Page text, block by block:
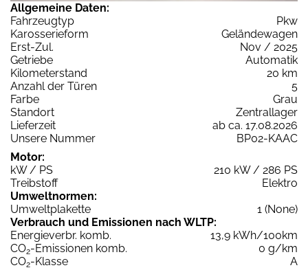
Allgemeine Daten:
Fahrzeugtyp
Pkw
Karosserieform
Geländewagen
Erst-Zul.
Nov / 2025
Getriebe
Automatik
Kilometerstand
20 km
Anzahl der Türen
5
Farbe
Grau
Standort
Zentrallager
Lieferzeit
ab ca. 17.08.2026
Unsere Nummer
BP02-KAAC
Motor:
kW / PS
210 kW / 286 PS
Treibstoff
Elektro
Umweltnormen:
Umweltplakette
1 (None)
Verbrauch und Emissionen nach WLTP:
Energieverbr. komb.
13,9 kWh/100km
CO2-Emissionen komb.
0 g/km
CO2-Klasse
A